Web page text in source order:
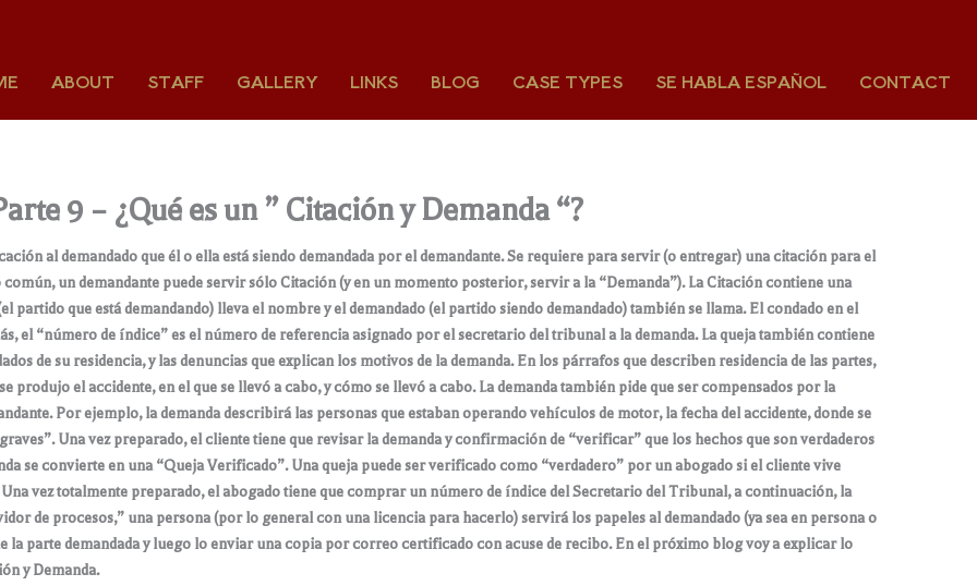
ABOUT STAFF GALLERY LINKS BLOG CASE TYPES SE HABLA ESPAÑOL CONTACT
9 – ¿Qué es un ” Citación y Demanda “?
al demandado que él o ella está siendo demandada por el demandante. Se requiere para servir (o entregar) una citación para el
un demandante puede servir sólo Citación (y en un momento posterior, servir a la “Demanda”). La Citación contiene una
partido que está demandando) lleva el nombre y el demandado (el partido siendo demandado) también se llama. El condado en el
el “número de índice” es el número de referencia asignado por el secretario del tribunal a la demanda. La queja también contiene
de su residencia, y las denuncias que explican los motivos de la demanda. En los párrafos que describen residencia de las partes,
produjo el accidente, en el que se llevó a cabo, y cómo se llevó a cabo. La demanda también pide que ser compensados ​​por la
Por ejemplo, la demanda describirá las personas que estaban operando vehículos de motor, la fecha del accidente, donde se
Una vez preparado, el cliente tiene que revisar la demanda y confirmación de “verificar” que los hechos que son verdaderos
se convierte en una “Queja Verificado”. Una queja puede ser verificado como “verdadero” por un abogado si el cliente vive
vez totalmente preparado, el abogado tiene que comprar un número de índice del Secretario del Tribunal, a continuación, la
de procesos,” una persona (por lo general con una licencia para hacerlo) servirá los papeles al demandado (ya sea en persona o
la parte demandada y luego lo enviar una copia por correo certificado con acuse de recibo. En el próximo blog voy a explicar lo
y Demanda.